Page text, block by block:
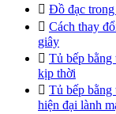
 Đồ đạc trong
 Cách thay
giây
 Tủ bếp
kịp thời
 Tủ bếp bằng
hiện đại lành